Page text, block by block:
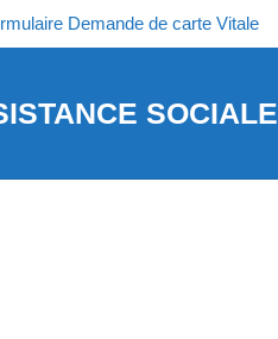
Demande de carte Vitale
SOCIALE